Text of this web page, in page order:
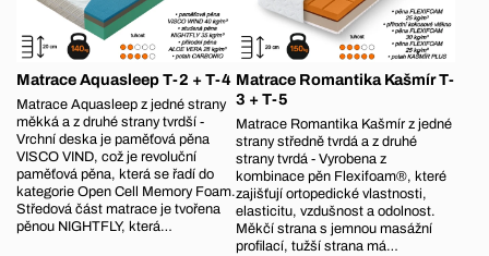
Matrace Aquasleep T-2 + T-4
Matrace Aquasleep z jedné strany
měkká a z druhé strany tvrdší -
Vrchní deska je paměťová pěna
VISCO VIND, což je revoluční
paměťová pěna, která se řadí do
kategorie Open Cell Memory Foam.
Středová část matrace je tvořena
pěnou NIGHTFLY, která…
Matrace Romantika Kašmír T-
3 + T-5
Matrace Romantika Kašmír z jedné
strany středně tvrdá a z druhé
strany tvrdá - Vyrobena z
kombinace pěn Flexifoam®, které
zajišťují ortopedické vlastnosti,
elasticitu, vzdušnost a odolnost.
Měkčí strana s jemnou masážní
profilací, tužší strana má…